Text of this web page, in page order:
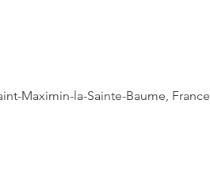
Maximin-la-Sainte-Baume, France